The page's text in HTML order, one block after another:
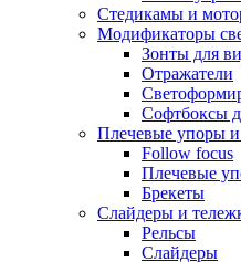
Стедикамы и
Модификаторы
Зонты для
Отражатели
Софтбоксы
Плечевые упоры
Follow focus
Плечевые
Брекеты
Слайдеры и
Рельсы
Слайдеры